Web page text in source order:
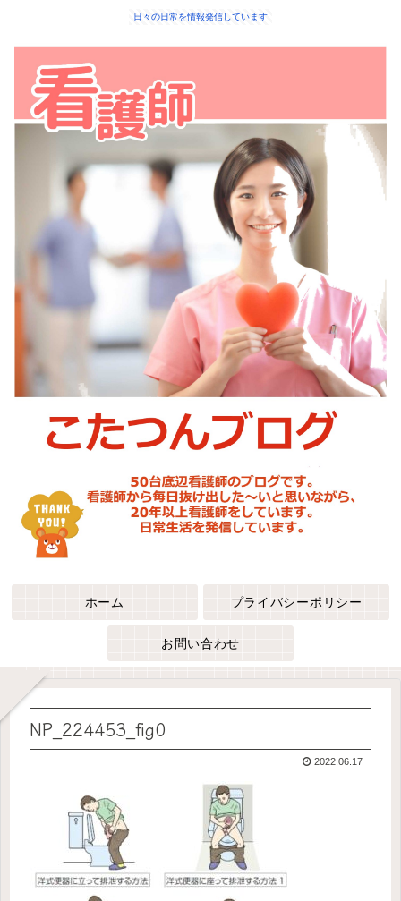
日々の日常を情報発信しています
ホーム プライバシーポリシー
お問い合わせ
NP_224453_fig0
2022.06.17